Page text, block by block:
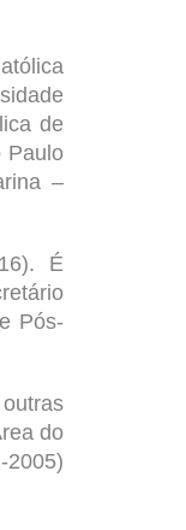
de
Paulo
–
É
Pós-
do
2005)